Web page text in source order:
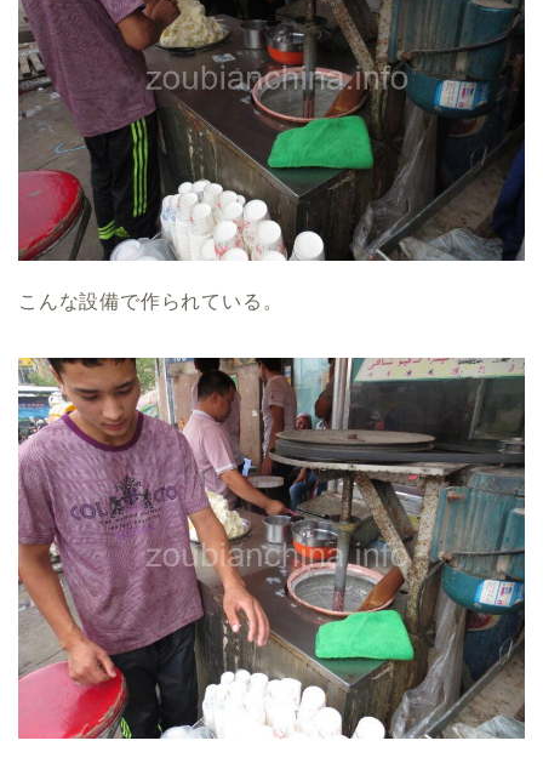
こんな設備で作られている。